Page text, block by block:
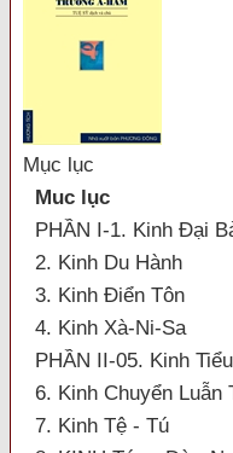
Mục lục
Muc lục
PHẦN I-1. Kinh Đại
2. Kinh Du Hành
3. Kinh Điển Tôn
4. Kinh Xà-Ni-Sa
PHẦN II-05. Kinh
6. Kinh Chuyển Luẫn
7. Kinh Tệ - Tú